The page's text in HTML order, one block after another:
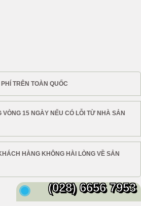
TRÊN TOÀN QUỐC
VÒNG 15 NGÀY NẾU CÓ LỖI TỪ NHÀ SẢN
HÀNG KHÔNG HÀI LÒNG VỀ SẢN
(028) 6656 7953